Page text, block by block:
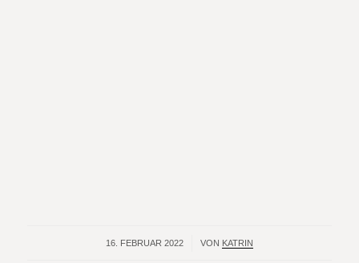
16. FEBRUAR 2022
/ VON KATRIN